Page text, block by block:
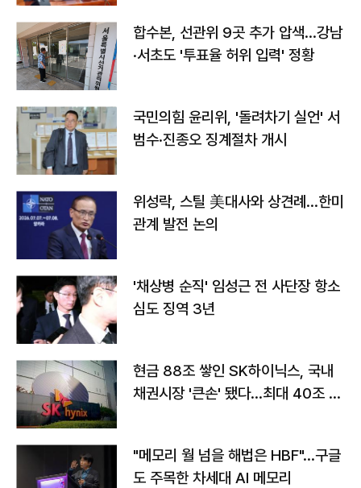
합수본, 선관위 9곳 추가 압색…강남
·서초도 '투표율 허위 입력' 정황
국민의힘 윤리위, '돌려차기 실언' 서
범수·진종오 징계절차 개시
위성락, 스틸 美대사와 상견례…한미
관계 발전 논의
'채상병 순직' 임성근 전 사단장 항소
심도 징역 3년
현금 88조 쌓인 SK하이닉스, 국내
채권시장 '큰손' 됐다…최대 40조 투
"메모리 월 넘을 해법은 HBF"…구글
도 주목한 차세대 AI 메모리